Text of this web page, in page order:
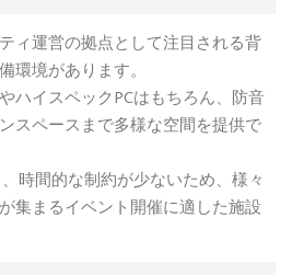
ィ運営の拠点として注目される背
環境があります。
ハイスペックPCはもちろん、防音
スペースまで多様な空間を提供で
時間的な制約が少ないため、様々
集まるイベント開催に適した施設